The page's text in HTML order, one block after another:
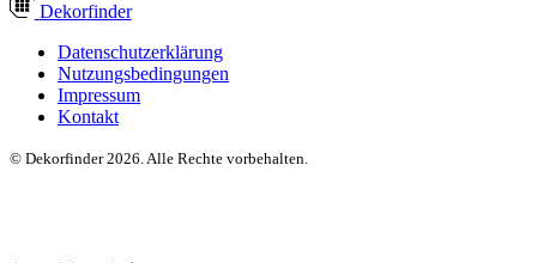
Dekorfinder
Datenschutzerklärung
Nutzungsbedingungen
Impressum
Kontakt
© Dekorfinder 2026. Alle Rechte vorbehalten.